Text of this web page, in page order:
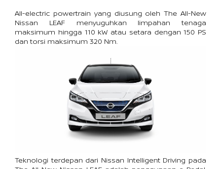
All-electric powertrain yang diusung oleh The All-New
Nissan LEAF menyuguhkan limpahan tenaga
maksimum hingga 110 kW atau setara dengan 150 PS
dan torsi maksimum 320 Nm.
Teknologi terdepan dari Nissan Intelligent Driving pada